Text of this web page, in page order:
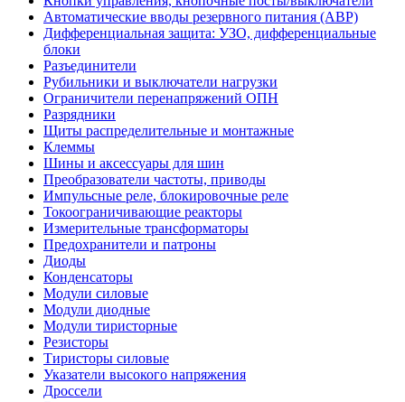
Автоматические вводы резервного питания (АВР)
Дифференциальная защита: УЗО, дифференциальные
блоки
Разъединители
Рубильники и выключатели нагрузки
Ограничители перенапряжений ОПН
Разрядники
Щиты распределительные и монтажные
Клеммы
Шины и аксессуары для шин
Преобразователи частоты, приводы
Импульсные реле, блокировочные реле
Токоограничивающие реакторы
Измерительные трансформаторы
Предохранители и патроны
Диоды
Конденсаторы
Модули силовые
Модули диодные
Модули тиристорные
Резисторы
Тиристоры силовые
Указатели высокого напряжения
Дроссели